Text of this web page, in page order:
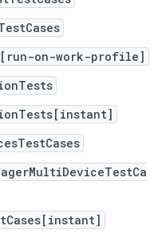
on-work-profile]